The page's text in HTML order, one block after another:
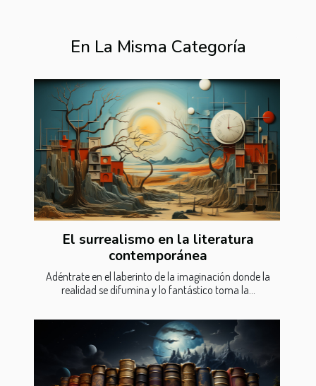
En La Misma Categoría
El surrealismo en la literatura
contemporánea
Adéntrate en el laberinto de la imaginación donde la
realidad se difumina y lo fantástico toma la...